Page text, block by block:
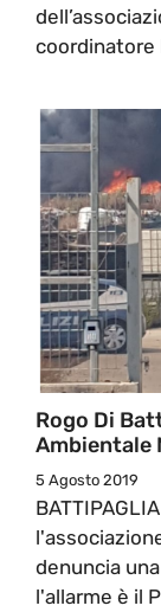
coordinatore
Rogo Di
Ambientale
5 Agosto 2019
denuncia
l'allarme è il